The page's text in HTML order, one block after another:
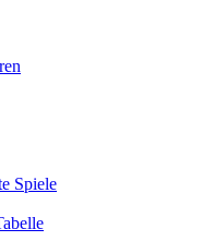
Spiele